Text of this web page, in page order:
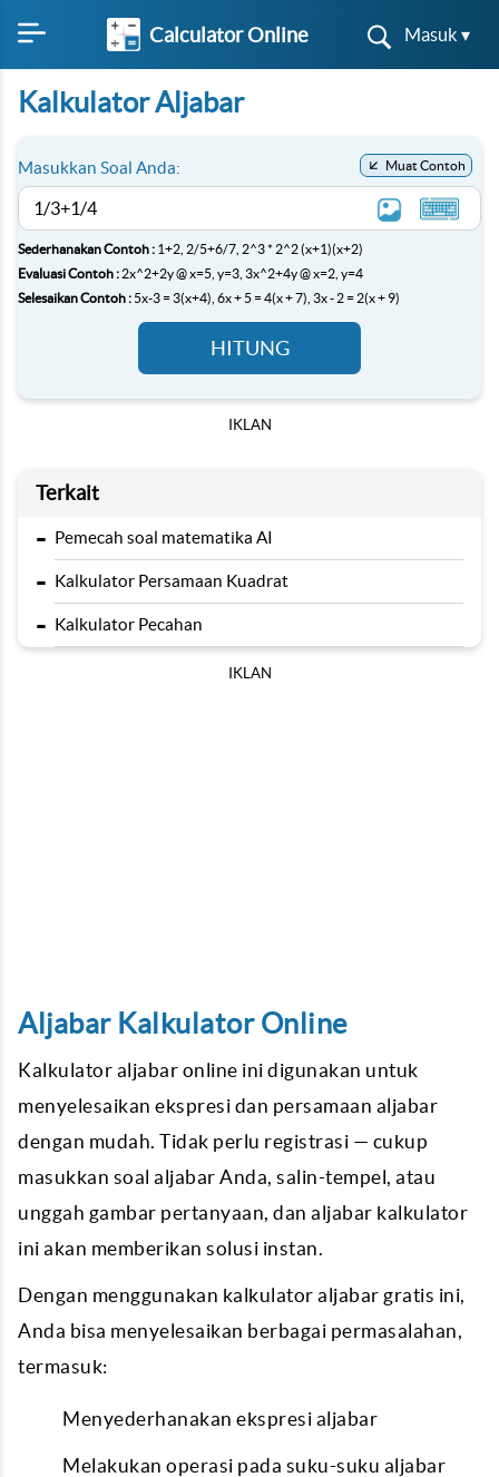
Calculator Online Masuk ▾
Kalkulator Aljabar
Masukkan Soal Anda: Muat Contoh
Sederhanakan Contoh : 1+2, 2/5+6/7, 2^3 * 2^2(x+1)(x+2)
Evaluasi Contoh : 2x^2+2y @ x=5, y=3, 3x^2+4y @ x=2, y=4
Selesaikan Contoh : 5x-3 = 3(x+4), 6x + 5 = 4(x + 7), 3x - 2 = 2(x + 9)
HITUNG
IKLAN
Terkait
- Pemecah soal matematika AI
- Kalkulator Persamaan Kuadrat
- Kalkulator Pecahan
IKLAN
Aljabar Kalkulator Online
Kalkulator aljabar online ini digunakan untuk
menyelesaikan ekspresi dan persamaan aljabar
dengan mudah. Tidak perlu registrasi — cukup
masukkan soal aljabar Anda, salin-tempel, atau
unggah gambar pertanyaan, dan aljabar kalkulator
ini akan memberikan solusi instan.
Dengan menggunakan kalkulator aljabar gratis ini,
Anda bisa menyelesaikan berbagai permasalahan,
termasuk:
Menyederhanakan ekspresi aljabar
Melakukan operasi pada suku-suku aljabar